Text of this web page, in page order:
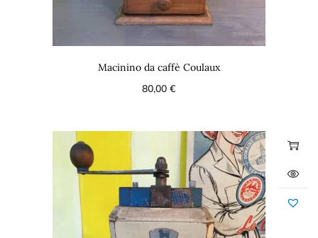
Macinino da caffè Coulaux
80,00€